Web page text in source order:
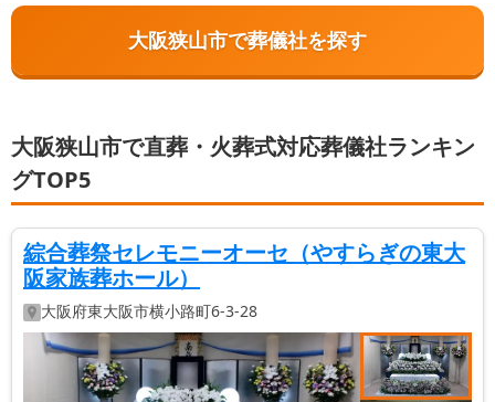
大阪狭山市で葬儀社を探す
大阪狭山市で直葬・火葬式対応葬儀社ランキン
グTOP5
綜合葬祭セレモニーオーセ（やすらぎの東大
阪家族葬ホール）
大阪府東大阪市横小路町6-3-28